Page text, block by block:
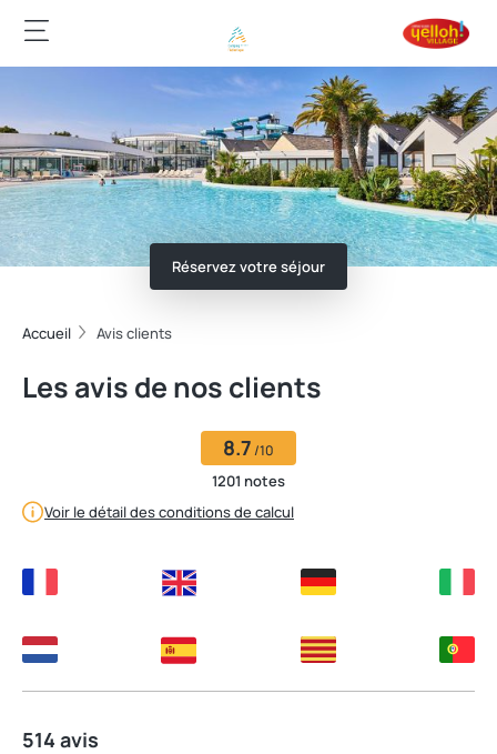
Réservez votre séjour
Accueil Avis clients
Les avis de nos clients
8.7/10
1201 notes
Voir le détail des conditions de calcul
514 avis